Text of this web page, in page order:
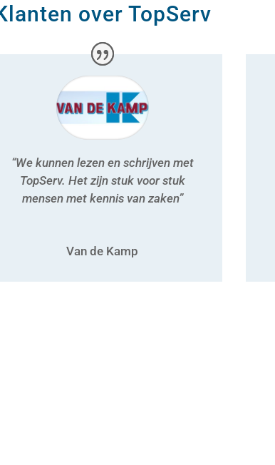
over TopServ
“We kunnen lezen en schrijven met
TopServ. Het zijn stuk voor stuk
mensen met kennis van zaken”
Van de Kamp